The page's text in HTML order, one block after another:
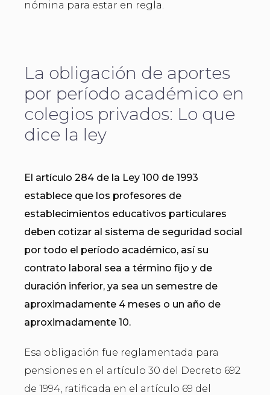
nómina para estar en regla.
La obligación de aportes
por período académico en
colegios privados: Lo que
dice la ley
El artículo 284 de la Ley 100 de 1993
establece que los profesores de
establecimientos educativos particulares
deben cotizar al sistema de seguridad social
por todo el período académico, así su
contrato laboral sea a término fijo y de
duración inferior, ya sea un semestre de
aproximadamente 4 meses o un año de
aproximadamente 10.
Esa obligación fue reglamentada para
pensiones en el artículo 30 del Decreto 692
de 1994, ratificada en el artículo 69 del